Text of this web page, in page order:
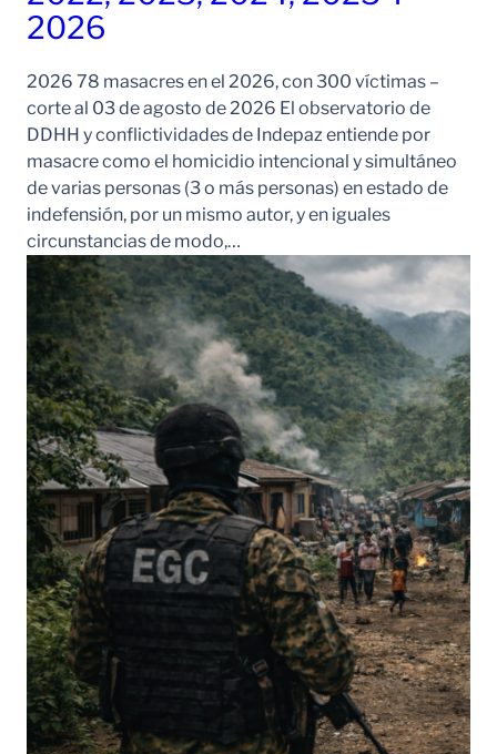
2026
2026 78 masacres en el 2026, con 300 víctimas –
corte al 03 de agosto de 2026 El observatorio de
DDHH y conflictividades de Indepaz entiende por
masacre como el homicidio intencional y simultáneo
de varias personas (3 o más personas) en estado de
indefensión, por un mismo autor, y en iguales
circunstancias de modo,…